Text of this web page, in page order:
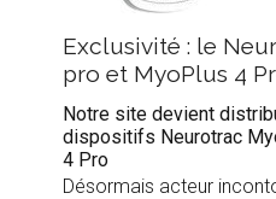
Exclusivité : le
pro et MyoPlus 4
Notre site devient
dispositifs Neurotrac
4 Pro
Désormais acteur